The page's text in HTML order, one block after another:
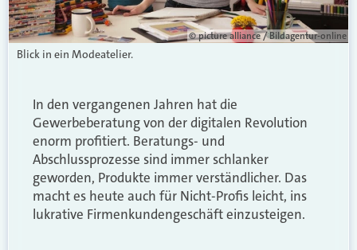
© picture alliance / Bildagentur-online
Blick in ein Modeatelier.
In den vergangenen Jahren hat die
Gewerbeberatung von der digitalen Revolution
enorm profitiert. Beratungs- und
Abschlussprozesse sind immer schlanker
geworden, Produkte immer verständlicher. Das
macht es heute auch für Nicht-Profis leicht, ins
lukrative Firmenkundengeschäft einzusteigen.